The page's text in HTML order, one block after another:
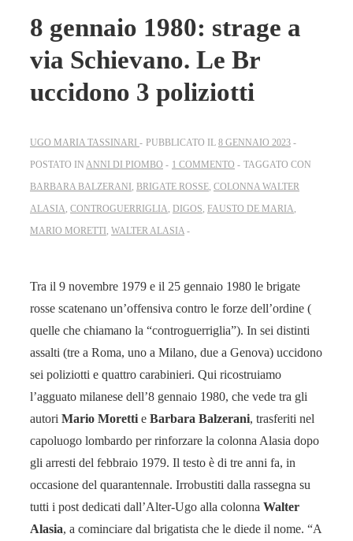
8 gennaio 1980: strage a
via Schievano. Le Br
uccidono 3 poliziotti
UGO MARIA TASSINARI PUBBLICATO IL 8 GENNAIO 2023
POSTATO IN ANNI DI PIOMBO 1 COMMENTO
TAGGATO CON
BARBARA BALZERANI BRIGATE ROSSE COLONNA WALTER
ALASIA CONTROGUERRIGLIA DIGOS FAUSTO DE MARIA
MARIO MORETTI WALTER ALASIA
Tra il 9 novembre 1979 e il 25 gennaio 1980 le brigate
rosse scatenano un’offensiva contro le forze dell’ordine (
quelle che chiamano la “controguerriglia”). In sei distinti
assalti (tre a Roma, uno a Milano, due a Genova) uccidono
sei poliziotti e quattro carabinieri. Qui ricostruiamo
l’agguato milanese dell’8 gennaio 1980, che vede tra gli
autori Mario Moretti e Barbara Balzerani, trasferiti nel
capoluogo lombardo per rinforzare la colonna Alasia dopo
gli arresti del febbraio 1979. Il testo è di tre anni fa, in
occasione del quarantennale. Irrobustiti dalla rassegna su
tutti i post dedicati dall’Alter-Ugo alla colonna Walter
Alasia, a cominciare dal brigatista che le diede il nome. “A